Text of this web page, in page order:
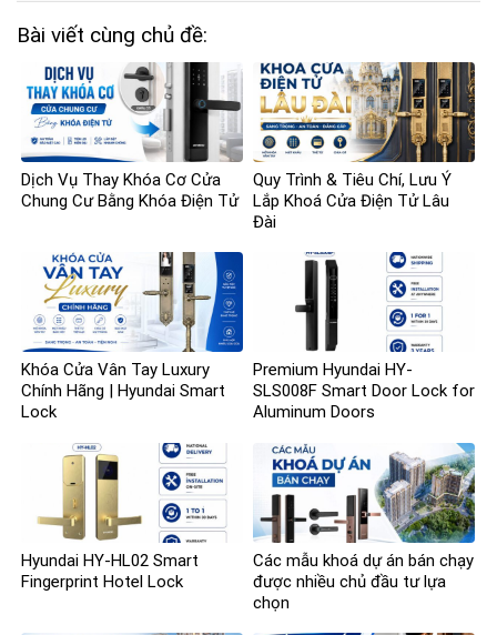
Bài viết cùng chủ đề:
Dịch Vụ Thay Khóa Cơ Cửa
Chung Cư Bằng Khóa Điện Tử
Quy Trình & Tiêu Chí, Lưu Ý
Lắp Khoá Cửa Điện Tử Lâu
Đài
Khóa Cửa Vân Tay Luxury
Chính Hãng | Hyundai Smart
Lock
Premium Hyundai HY-
SLS008F Smart Door Lock for
Aluminum Doors
Hyundai HY-HL02 Smart
Fingerprint Hotel Lock
Các mẫu khoá dự án bán chạy
được nhiều chủ đầu tư lựa
chọn